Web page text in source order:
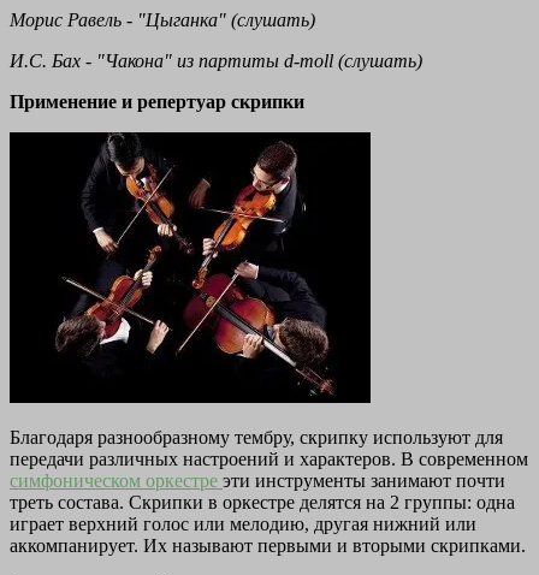
Морис Равель - "Цыганка" (слушать)
И.С. Бах - "Чакона" из партиты d-moll (слушать)
Применение и репертуар скрипки
Благодаря разнообразному тембру, скрипку используют для
передачи различных настроений и характеров. В современном
симфоническом оркестре эти инструменты занимают почти
треть состава. Скрипки в оркестре делятся на 2 группы: одна
играет верхний голос или мелодию, другая нижний или
аккомпанирует. Их называют первыми и вторыми скрипками.